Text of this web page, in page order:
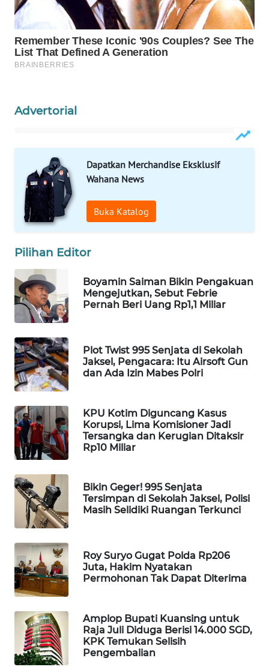
Advertorial
Dapatkan Merchandise Eksklusif
Wahana News
Buka Katalog
Pilihan Editor
Boyamin Saiman Bikin Pengakuan
Mengejutkan, Sebut Febrie
Pernah Beri Uang Rp1,1 Miliar
Plot Twist 995 Senjata di Sekolah
Jaksel, Pengacara: Itu Airsoft Gun
dan Ada Izin Mabes Polri
KPU Kotim Diguncang Kasus
Korupsi, Lima Komisioner Jadi
Tersangka dan Kerugian Ditaksir
Rp10 Miliar
Bikin Geger! 995 Senjata
Tersimpan di Sekolah Jaksel, Polisi
Masih Selidiki Ruangan Terkunci
Roy Suryo Gugat Polda Rp206
Juta, Hakim Nyatakan
Permohonan Tak Dapat Diterima
Amplop Bupati Kuansing untuk
Raja Juli Diduga Berisi 14.000 SGD,
KPK Temukan Selisih
Pengembalian
WAHANANEWS
WAHANANEWS
CO ID
NET
SPORT
WAHANA
UMKM
WAHANA
SELEB
WAHANA
PERSONA
WAHANA
WAHANA
HEALTH
WAHANA
DESA
WISATA
WAHANA
Wahana
Network
KONSUMEN
LISTRIK
MASYARAKAT
KELISTRIKAN
WALINKI
ID